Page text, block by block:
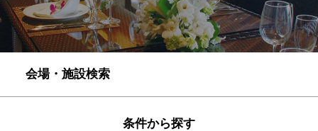
会場・施設検索
条件から探す